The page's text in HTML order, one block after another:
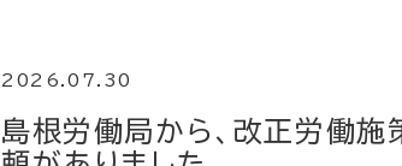
2026.07.30
島根労働局から、改正労働施